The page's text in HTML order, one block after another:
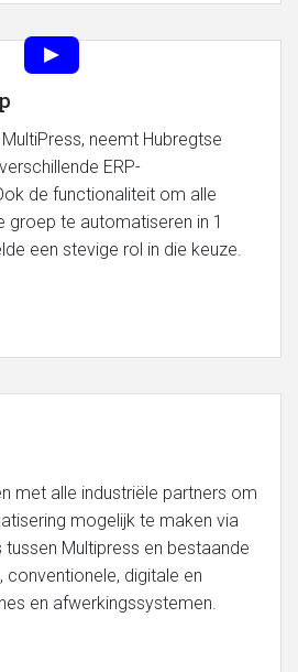
neemt Hubregtse
ERP-
de functionaliteit om alle
groep te automatiseren in 1
een stevige rol in die keuze.
met alle industriële partners om
mogelijk te maken via
Multipress en bestaande
digitale en
en afwerkingssystemen.